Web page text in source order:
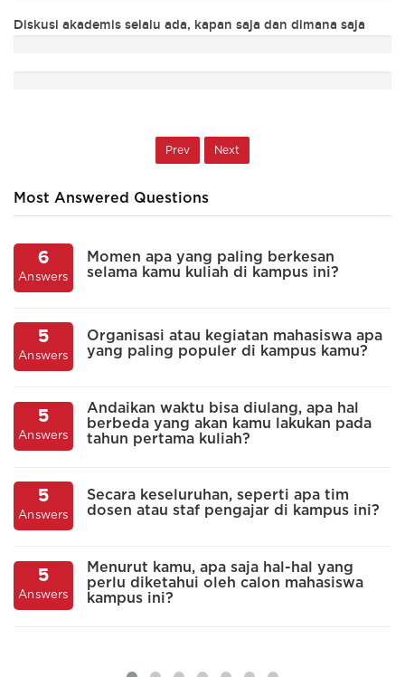
Diskusi akademis selalu ada, kapan saja dan dimana saja
Prev Next
Most Answered Questions
6
Answers
Momen apa yang paling berkesan
selama kamu kuliah di kampus ini?
5
Answers
Organisasi atau kegiatan mahasiswa apa
yang paling populer di kampus kamu?
5
Answers
Andaikan waktu bisa diulang, apa hal
berbeda yang akan kamu lakukan pada
tahun pertama kuliah?
5
Answers
Secara keseluruhan, seperti apa tim
dosen atau staf pengajar di kampus ini?
5
Answers
Menurut kamu, apa saja hal-hal yang
perlu diketahui oleh calon mahasiswa
kampus ini?